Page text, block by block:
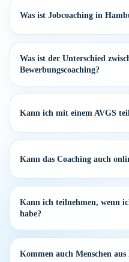
Was ist Jobcoaching in
Was ist der Unterschied
Bewerbungscoaching?
Kann ich mit einem AVGS
Kann das Coaching auch
Kann ich teilnehmen, wenn
habe?
Kommen auch Menschen